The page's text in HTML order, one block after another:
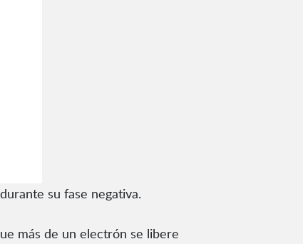
su fase negativa.
más de un electrón se libere